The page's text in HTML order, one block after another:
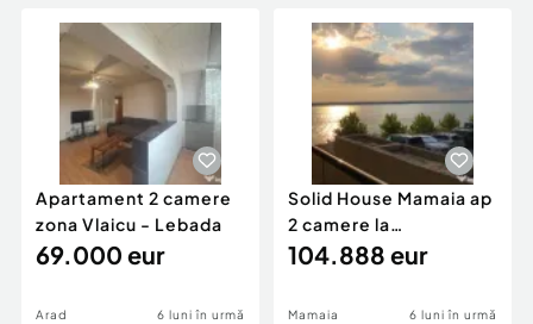
Apartament 2 camere
zona Vlaicu - Lebada
69.000 eur
Arad 6 luni în urmă
Solid House Mamaia ap
2 camere la
cheie,langa Mega
104.888 eur
Mamaia 6 luni în urmă